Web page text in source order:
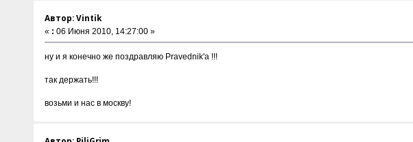
Автор: Vintik
« : 06 Июня 2010, 14:27:00 »
ну и я конечно же поздравляю Pravednik'а !!!
так держать!!!
возьми и нас в москву!